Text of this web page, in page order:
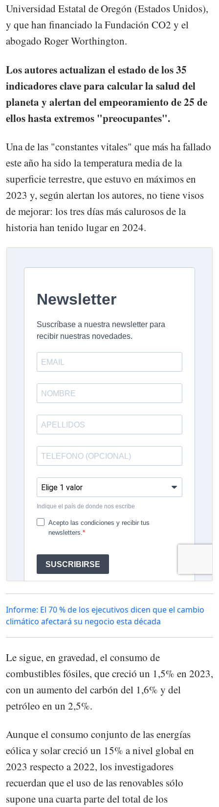
Universidad Estatal de Oregón (Estados Unidos),
y que han financiado la Fundación CO2 y el
abogado Roger Worthington.
Los autores actualizan el estado de los 35
indicadores clave para calcular la salud del
planeta y alertan del empeoramiento de 25 de
ellos hasta extremos "preocupantes".
Una de las "constantes vitales" que más ha fallado
este año ha sido la temperatura media de la
superficie terrestre, que estuvo en máximos en
2023 y, según alertan los autores, no tiene visos
de mejorar: los tres días más calurosos de la
historia han tenido lugar en 2024.
Informe: El 70 % de los ejecutivos dicen que el cambio
climático afectará su negocio esta década
Le sigue, en gravedad, el consumo de
combustibles fósiles, que creció un 1,5% en 2023,
con un aumento del carbón del 1,6% y del
petróleo en un 2,5%.
Aunque el consumo conjunto de las energías
eólica y solar creció un 15% a nivel global en
2023 respecto a 2022, los investigadores
recuerdan que el uso de las renovables sólo
supone una cuarta parte del total de los